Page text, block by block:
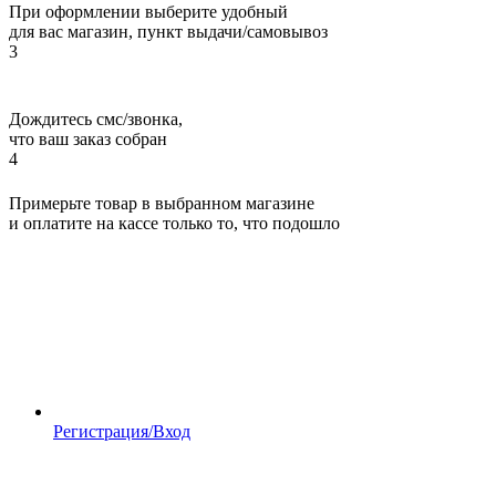
При оформлении выберите удобный
для вас магазин, пункт выдачи/самовывоз
3
Дождитесь смс/звонка,
что ваш заказ собран
4
Примерьте товар в выбранном магазине
и оплатите на кассе только то, что подошло
Регистрация/Вход